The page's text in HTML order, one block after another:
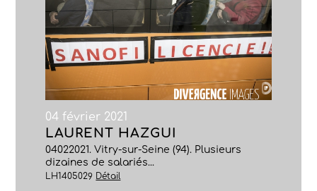
04 février 2021
LAURENT HAZGUI
04022021. Vitry-sur-Seine (94). Plusieurs
dizaines de salariés...
LH1405029 Détail